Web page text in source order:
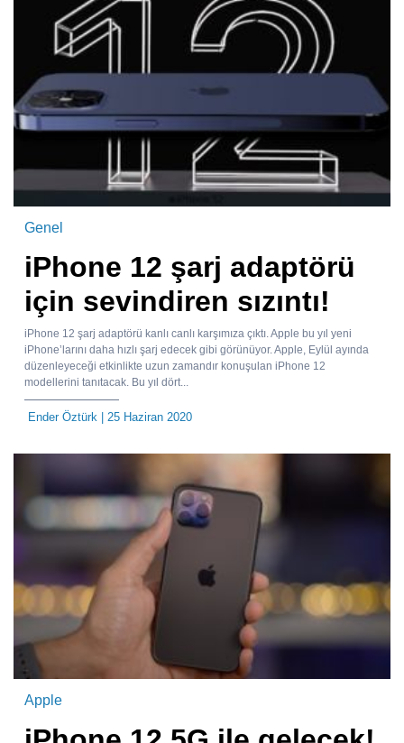
Genel
iPhone 12 şarj adaptörü
için sevindiren sızıntı!
iPhone 12 şarj adaptörü kanlı canlı karşımıza çıktı. Apple bu yıl yeni
iPhone’larını daha hızlı şarj edecek gibi görünüyor. Apple, Eylül ayında
düzenleyeceği etkinlikte uzun zamandır konuşulan iPhone 12
modellerini tanıtacak. Bu yıl dört...
Ender Öztürk | 25 Haziran 2020
Apple